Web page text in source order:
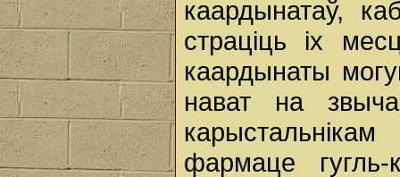
каардынатаў,
страціць іх
каардынаты
нават на
фармаце